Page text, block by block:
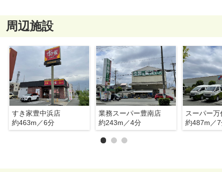
周辺施設
すき家豊中浜店
約463m／6分
業務スーパー豊南店
約243m／4分
約487m／